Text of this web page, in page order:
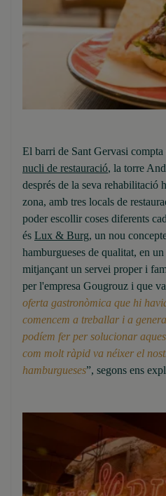
El barri de Sant Gervasi compta
nucli de restauració, la torre
després de la seva rehabilitació
zona, amb tres locals de
poder escollir coses diferents
és Lux & Burg, un nou
hamburgueses de qualitat, en
mitjançant un servei proper i
per l'empresa Gougrouz i que
oferta gastronòmica que hi
comencem a treballar i a
podíem fer per solucionar
com molt ràpid va néixer el
hamburgueses”, segons ens